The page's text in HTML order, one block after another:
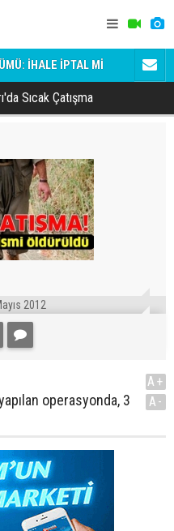
İHALE İPTAL Mİ
Sıcak Çatışma
2012
operasyonda, 3
A+
A-